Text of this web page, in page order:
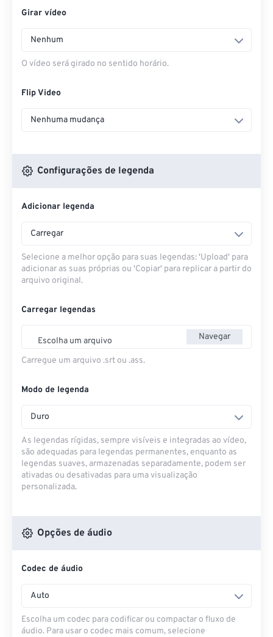
Girar vídeo
Nenhum
O vídeo será girado no sentido horário.
Flip Video
Nenhuma mudança
Configurações de legenda
Adicionar legenda
Carregar
Selecione a melhor opção para suas legendas: 'Upload' para
adicionar as suas próprias ou 'Copiar' para replicar a partir do
arquivo original.
Carregar legendas
Escolha um arquivo Navegar
Carregue um arquivo .srt ou .ass.
Modo de legenda
Duro
As legendas rígidas, sempre visíveis e integradas ao vídeo,
são adequadas para legendas permanentes, enquanto as
legendas suaves, armazenadas separadamente, podem ser
ativadas ou desativadas para uma visualização
personalizada.
Opções de áudio
Codec de áudio
Auto
Escolha um codec para codificar ou compactar o fluxo de
áudio. Para usar o codec mais comum, selecione